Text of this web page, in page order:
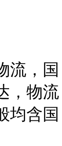
流，国
，物流
均含国